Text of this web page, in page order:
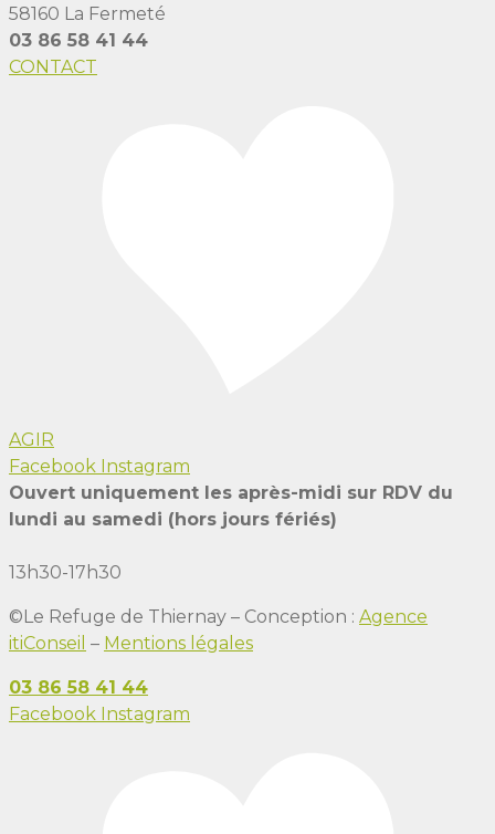
58160 La Fermeté
03 86 58 41 44
CONTACT
AGIR
Facebook Instagram
Ouvert uniquement les après-midi sur RDV du
lundi au samedi (hors jours fériés)
13h30-17h30
©Le Refuge de Thiernay – Conception : Agence
itiConseil – Mentions légales
03 86 58 41 44
Facebook Instagram